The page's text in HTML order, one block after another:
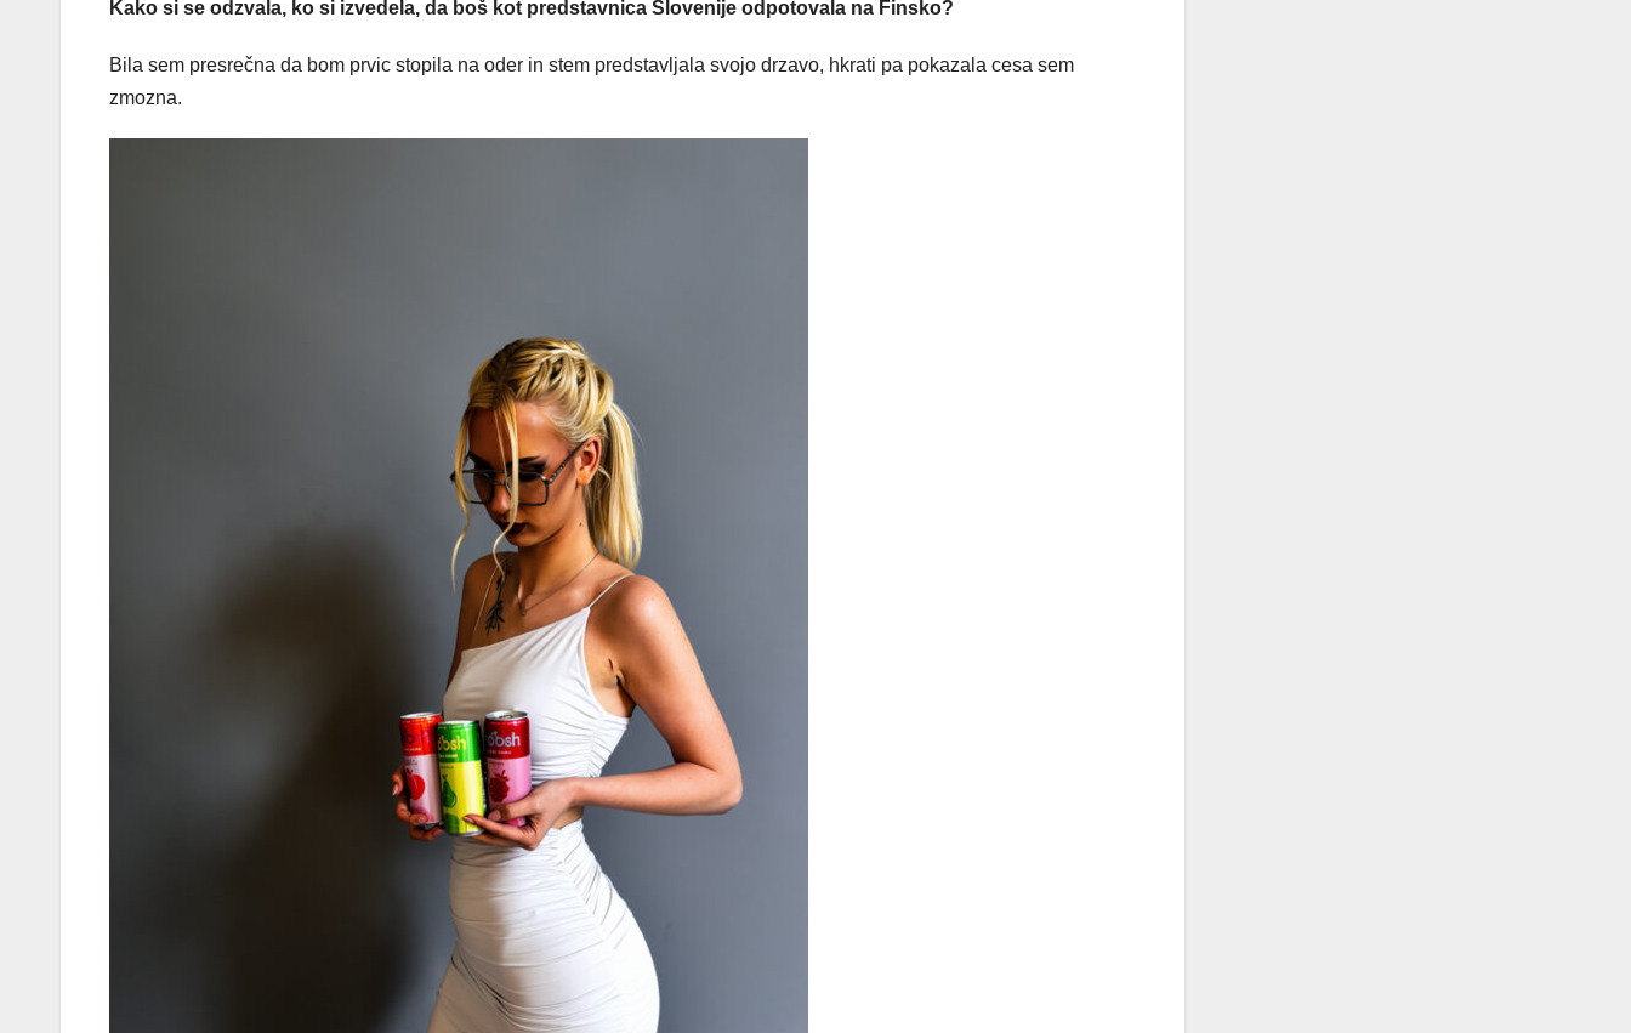
Kako si se odzvala, ko si izvedela, da boš kot predstavnica Slovenije odpotovala na Finsko?
Bila sem presrečna da bom prvic stopila na oder in stem predstavljala svojo drzavo, hkrati pa pokazala cesa sem
zmozna.